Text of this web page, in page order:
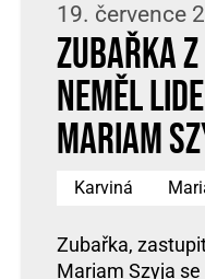
19. července
Zubařka
neměl
Mariam
Karviná
Zubařka,
Mariam Szyja